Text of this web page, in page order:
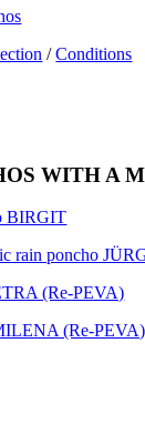
/Conditions
WITH A
BIRGIT
rain poncho
(Re-PEVA)
(Re-PEVA)